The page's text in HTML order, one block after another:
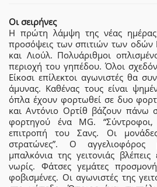
Οι σειρήνες
Η πρώτη λάμψη της νέας ημέρας
προσόψεις των σπιτιών των οδών
και Λιούλ. Πολυάριθμοι
περιοχή του γηπέδου. Όλοι
Είκοσι επίλεκτοι αγωνιστές θα
άμυνας. Καθένας τους είναι
όπλα έχουν φορτωθεί σε δυο
και Αντόνιο Ορτίθ βάζουν πάνω
φορτηγού ένα MG.
επιτροπή του Σανς. Οι
στρατώνες”. Ο
μπαλκόνια της γειτονιάς
νωρίς. Φάτσες γεμάτες
φοβισμένες. Οι αγωνιστές της